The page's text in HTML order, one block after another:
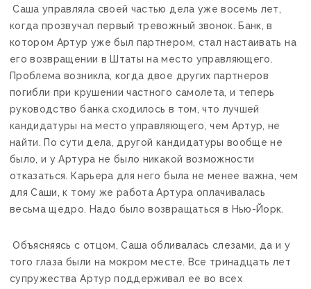
Саша управляла своей частью дела уже восемь лет,
когда прозвучал первый тревожный звонок. Банк, в
котором Артур уже был партнером, стал настаивать на
его возвращении в Штаты на место управляющего.
Проблема возникла, когда двое других партнеров
погибли при крушении частного самолета, и теперь
руководство банка сходилось в том, что лучшей
кандидатуры на место управляющего, чем Артур, не
найти. По сути дела, другой кандидатуры вообще не
было, и у Артура не было никакой возможности
отказаться. Карьера для него была не менее важна, чем
для Саши, к тому же работа Артура оплачивалась
весьма щедро. Надо было возвращаться в Нью-Йорк.
Объясняясь с отцом, Саша обливалась слезами, да и у
того глаза были на мокром месте. Все тринадцать лет
супружества Артур поддерживал ее во всех